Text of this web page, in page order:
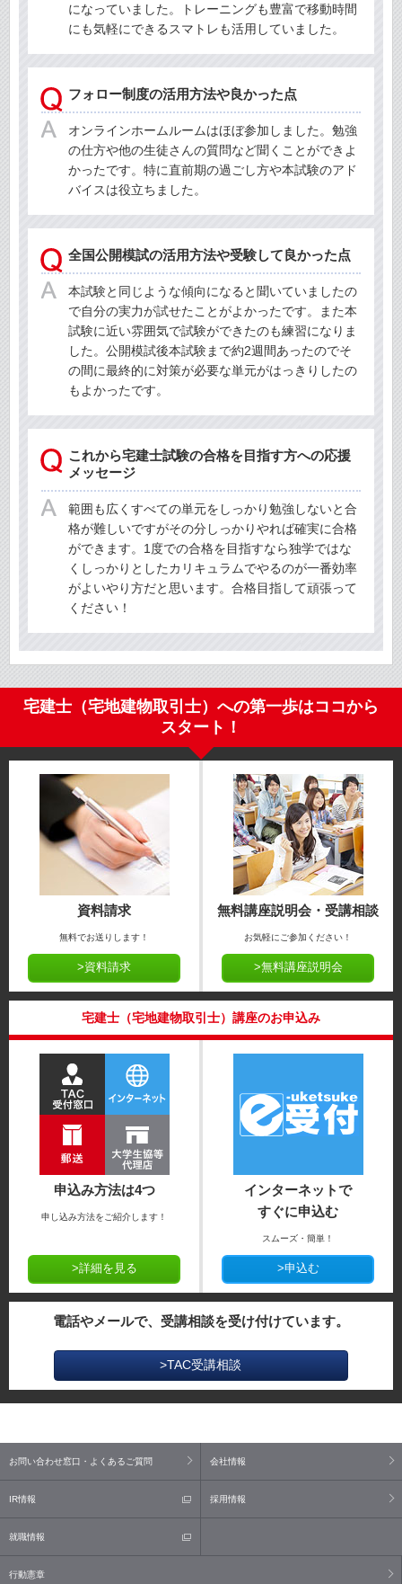
になっていました。トレーニングも豊富で移動時間
にも気軽にできるスマトレも活用していました。
フォロー制度の活用方法や良かった点
オンラインホームルームはほぼ参加しました。勉強
の仕方や他の生徒さんの質問など聞くことができよ
かったです。特に直前期の過ごし方や本試験のアド
バイスは役立ちました。
全国公開模試の活用方法や受験して良かった点
本試験と同じような傾向になると聞いていましたの
で自分の実力が試せたことがよかったです。また本
試験に近い雰囲気で試験ができたのも練習になりま
した。公開模試後本試験まで約2週間あったのでそ
の間に最終的に対策が必要な単元がはっきりしたの
もよかったです。
これから宅建士試験の合格を目指す方への応援
メッセージ
範囲も広くすべての単元をしっかり勉強しないと合
格が難しいですがその分しっかりやれば確実に合格
ができます。1度での合格を目指すなら独学ではな
くしっかりとしたカリキュラムでやるのが一番効率
がよいやり方だと思います。合格目指して頑張って
ください！
宅建士（宅地建物取引士）への第一歩はココから
スタート！
資料請求
無料でお送りします！
>資料請求
無料講座説明会・受講相談
お気軽にご参加ください！
>無料講座説明会
宅建士（宅地建物取引士）講座のお申込み
申込み方法は4つ
申し込み方法をご紹介します！
>詳細を見る
インターネットで
すぐに申込む
スムーズ・簡単！
>申込む
電話やメールで、受講相談を受け付けています。
>TAC受講相談
お問い合わせ窓口・よくあるご質問 会社情報
IR情報 採用情報
就職情報
行動憲章